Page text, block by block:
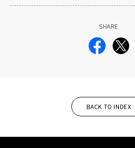
SHARE
BACK TO INDEX